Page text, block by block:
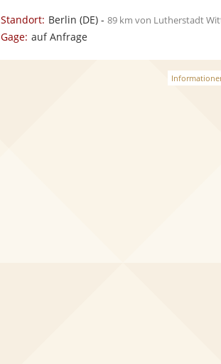
Standort: Berlin (DE)- 89 km von Lutherstadt
Gage: auf Anfrage